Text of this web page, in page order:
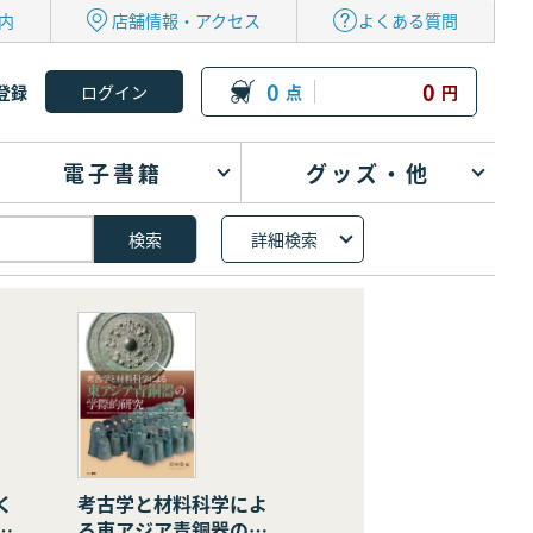
店舗情報・アクセス よくある質問
録 0 点 0 円
電子書籍 グッズ・他
詳細検索
考古学と材料科学によ